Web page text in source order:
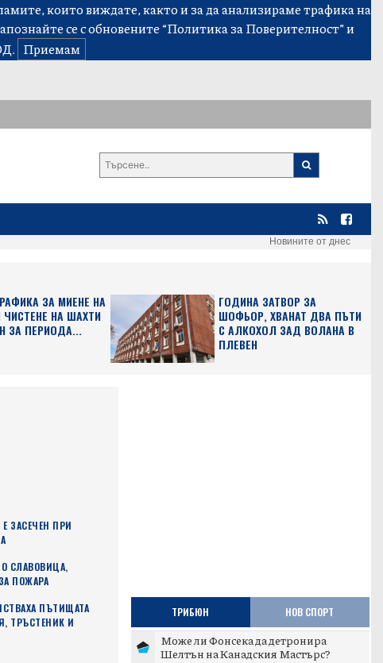
които виждате, както и за да анализираме трафика на
се с обновените“Политика за Поверителност”и
Приемам
Новините от днес
ЗА МИЕНЕ НА
НА ШАХТИ
ЗА ПЕРИОДА...
ГОДИНА ЗАТВОР ЗА
ШОФЬОР, ХВАНАТ ДВА ПЪТИ
С АЛКОХОЛ ЗАД ВОЛАНА В
ПЛЕВЕН
ЗАСЕЧЕН ПРИ
СЛАВОВИЦА,
ПОЖАРА
ПЪТИЩАТА
ТРЪСТЕНИК И
ТРИБЮН НОВ СПОРТ
Може ли Фонсека да детронира
Шелтън на Канадския Мастърс?